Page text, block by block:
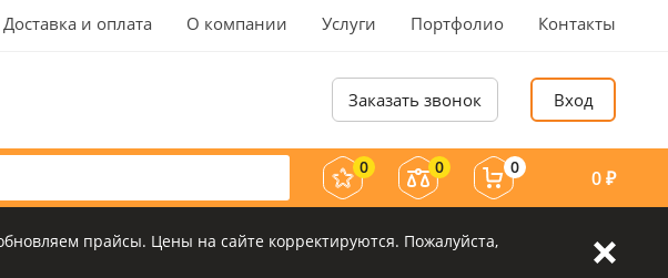
Доставка и оплата О компании Услуги Портфолио Контакты
Заказать звонок Вход
0 0 0 0₽
прайсы. Цены на сайте корректируются. Пожалуйста,